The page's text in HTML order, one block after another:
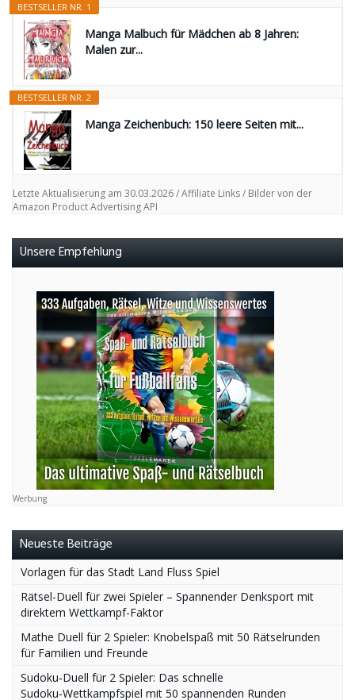
BESTSELLER NR. 1
Manga Malbuch für Mädchen ab 8 Jahren:
Malen zur...
BESTSELLER NR. 2
Manga Zeichenbuch: 150 leere Seiten mit...
Letzte Aktualisierung am 30.03.2026 / Affiliate Links / Bilder von der
Amazon Product Advertising API
Unsere Empfehlung
Werbung
Neueste Beiträge
Vorlagen für das Stadt Land Fluss Spiel
Rätsel-Duell für zwei Spieler – Spannender Denksport mit
direktem Wettkampf-Faktor
Mathe Duell für 2 Spieler: Knobelspaß mit 50 Rätselrunden
für Familien und Freunde
Sudoku‑Duell für 2 Spieler: Das schnelle
Sudoku‑Wettkampfspiel mit 50 spannenden Runden